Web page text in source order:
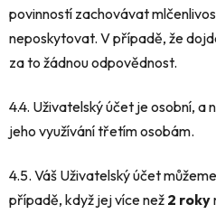
povinností zachovávat
neposkytovat. V případě, že
za to žádnou odpovědnost.
4.4. Uživatelský účet je osobní,
jeho využívání třetím osobám.
4.5. Váš Uživatelský účet
případě, když jej více než 2 roky